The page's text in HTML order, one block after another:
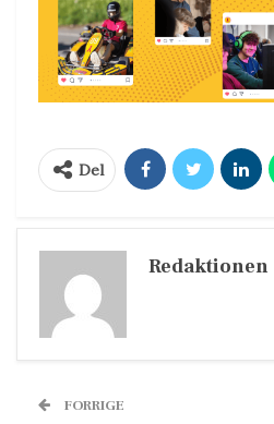
Del
Redaktionen
FORRIGE